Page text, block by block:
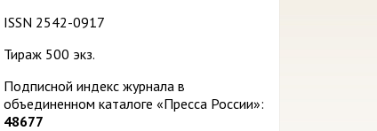
ISSN 2542-0917
Тираж 500 экз.
Подписной индекс журнала в
объединенном каталоге «Пресса России»:
48677